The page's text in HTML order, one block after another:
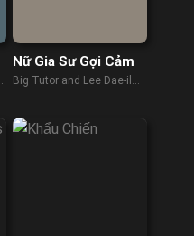
Nữ Gia Sư Gợi Cảm
Big Tutor and Lee Dae-il